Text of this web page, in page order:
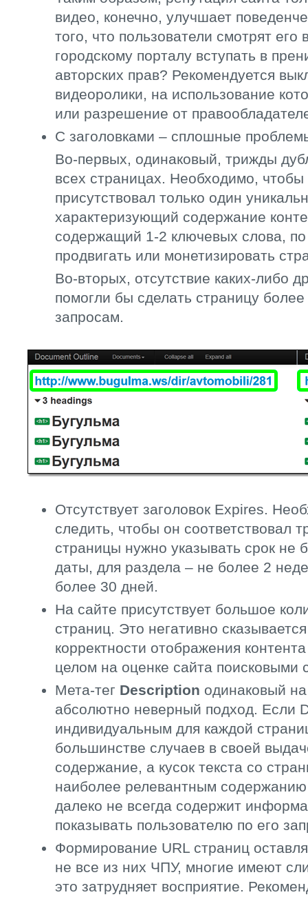
видео, конечно, улучшает
того, что пользователи смотрят
городскому порталу вступать в
авторских прав? Рекомендуется
видеоролики, на использование
или разрешение от
С заголовками – сплошные
Во-первых, одинаковый, трижды
всех страницах. Необходимо,
присутствовал только один
характеризующий содержание
содержащий 1-2 ключевых слова,
продвигать или монетизировать
Во-вторых, отсутствие каких-либо
помогли бы сделать страницу
запросам.
Отсутствует заголовок Expires.
следить, чтобы он соответствовал
страницы нужно указывать срок не
даты, для раздела – не более 2
более 30 дней.
На сайте присутствует большое
страниц. Это негативно
корректности отображения
целом на оценке сайта поисковыми
Мета-тег Description одинаковый
абсолютно неверный подход. Если
индивидуальным для каждой
большинстве случаев в своей
содержание, а кусок текста со
наиболее релевантным
далеко не всегда содержит
показывать пользователю по его
Формирование URL страниц
не все из них ЧПУ, многие имеют
это затрудняет восприятие.